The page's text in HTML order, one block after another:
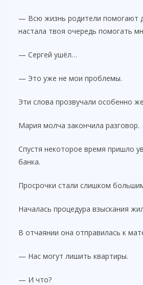
— Всю жизнь родители помогают
настала твоя очередь помогать
— Сергей ушёл…
— Это уже не мои проблемы.
Эти слова прозвучали особенно
Мария молча закончила разговор.
Спустя некоторое время пришло
банка.
Просрочки стали слишком
Началась процедура взыскания
В отчаянии она отправилась к
— Нас могут лишить квартиры.
— И что?